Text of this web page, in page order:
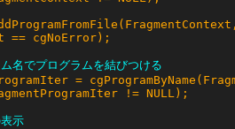
名でプログラムを結びつける
=
示